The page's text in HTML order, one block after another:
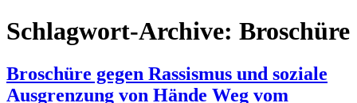
Schlagwort-Archive: Broschüre
Broschüre gegen Rassismus und soziale
Ausgrenzung von Hände Weg vom